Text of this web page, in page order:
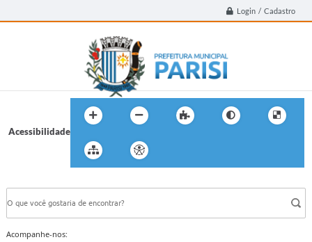
Login / Cadastro
Acessibilidade
Acompanhe-nos: